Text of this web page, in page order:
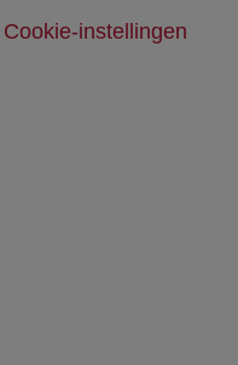
Cookie-instellingen